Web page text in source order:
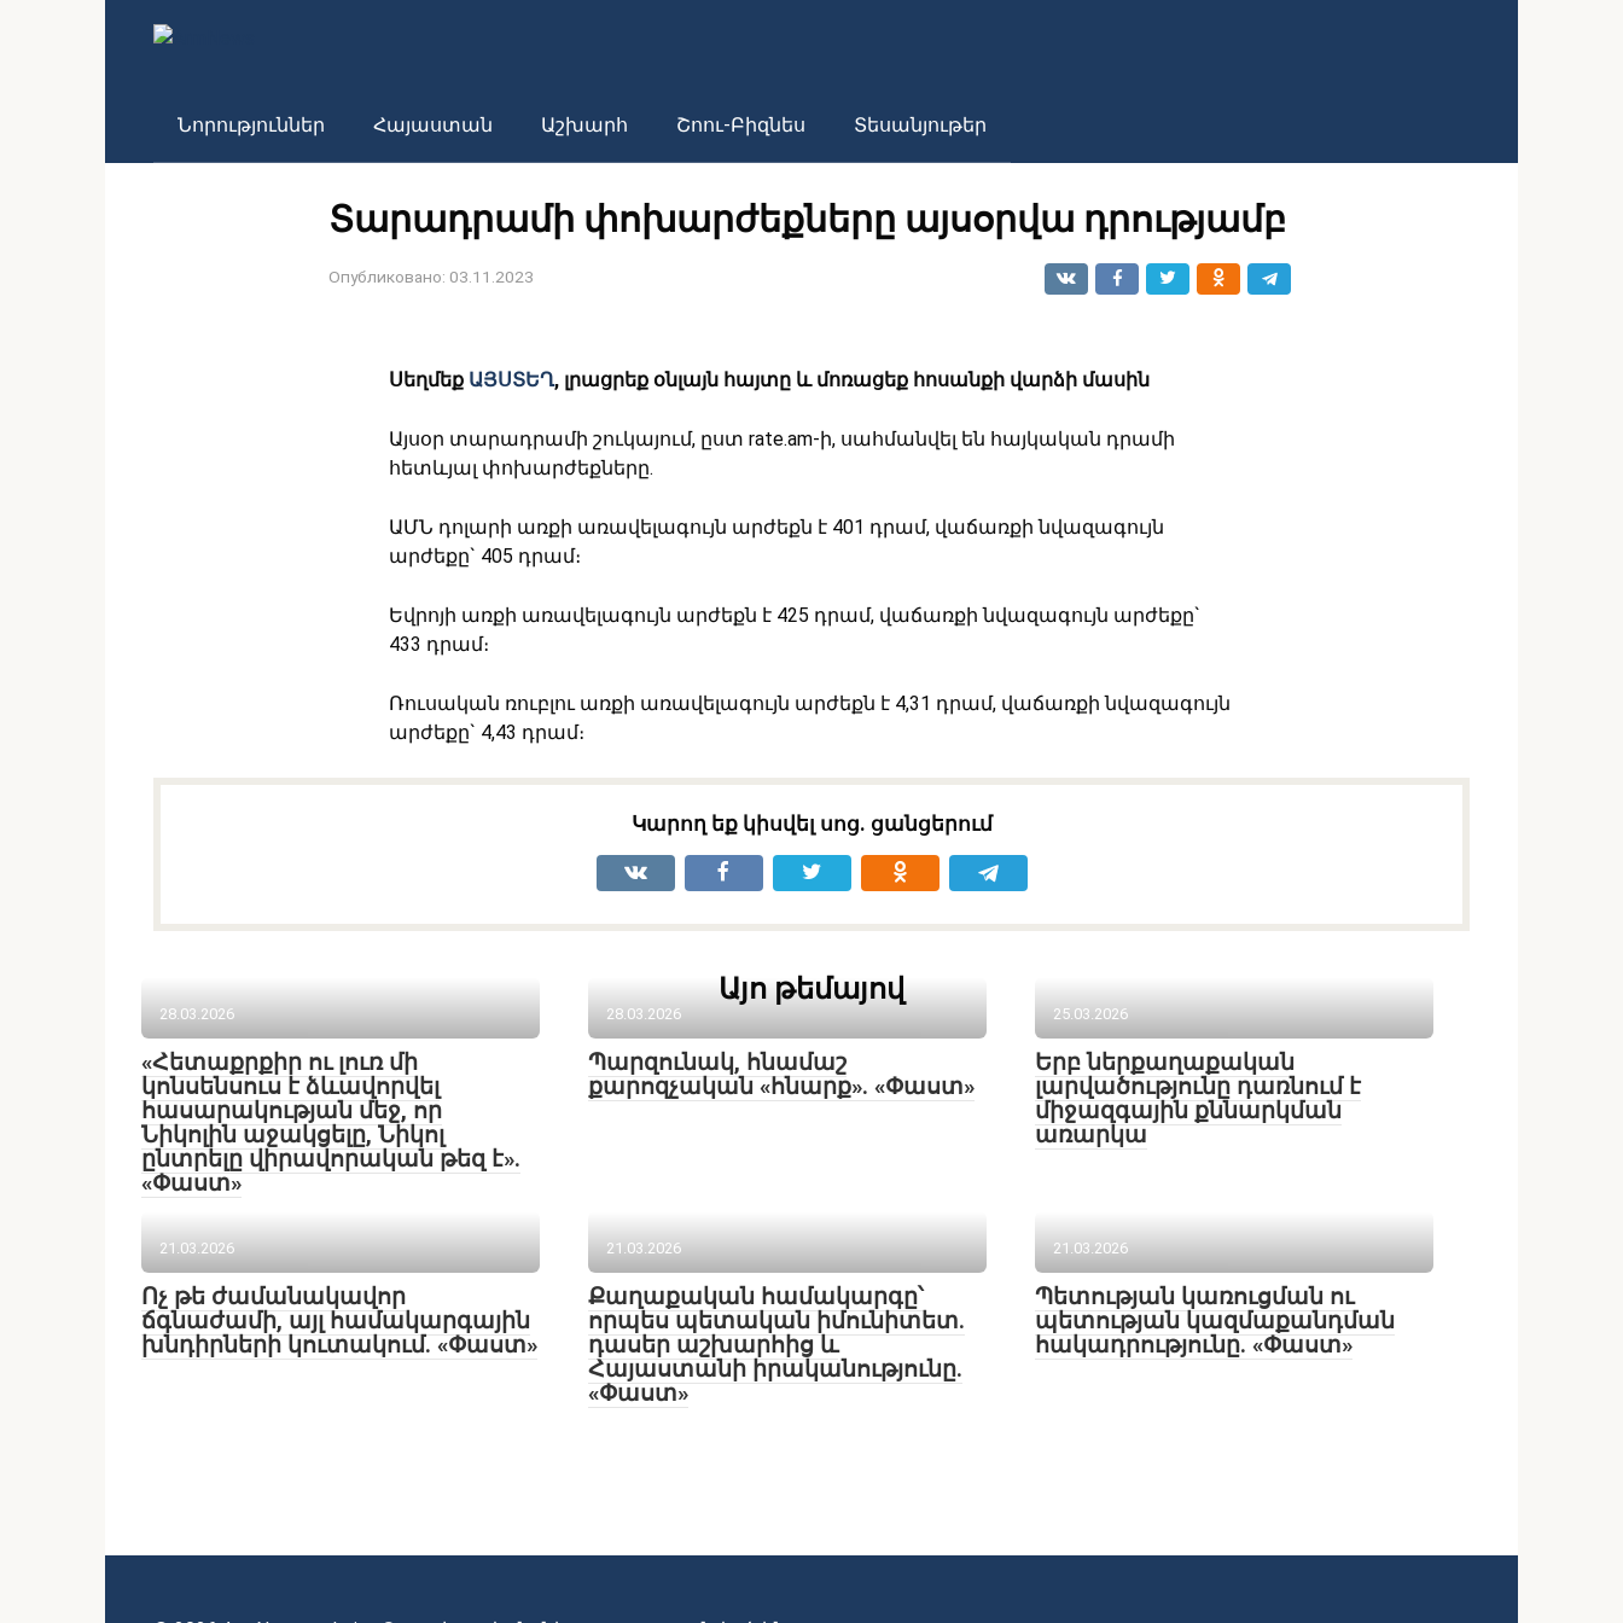
Նորություններ Հայաստան Աշխարհ Շոու-Բիզնես Տեսանյութեր
Տարադրամի փոխարժեքները այսօրվա դրությամբ
Опубликовано: 03.11.2023
Սեղմեք ԱՅՍՏԵՂ, լրացրեք օնլայն հայտը և մոռացեք հոսանքի վարձի մասին
Այսօր տարադրամի շուկայում, ըստ rate.am-ի, սահմանվել են հայկական դրամի
հետևյալ փոխարժեքները.
ԱՄՆ դոլարի առքի առավելագույն արժեքն է 401 դրամ, վաճառքի նվազագույն
արժեքը` 405 դրամ։
Եվրոյի առքի առավելագույն արժեքն է 425 դրամ, վաճառքի նվազագույն արժեքը`
433 դրամ։
Ռուսական ռուբլու առքի առավելագույն արժեքն է 4,31 դրամ, վաճառքի նվազագույն
արժեքը` 4,43 դրամ։
Կարող եք կիսվել սոց․ ցանցերում
Այո թեմայով
28.03.2026
«Հետաքրքիր ու լուռ մի
կոնսենսուս է ձևավորվել
հասարակության մեջ, որ
Նիկոլին աջակցելը, Նիկոլ
ընտրելը վիրավորական թեզ է».
«Փաստ»
28.03.2026
Պարզունակ, հնամաշ
քարոզչական «հնարք». «Փաստ»
25.03.2026
Երբ ներքաղաքական
լարվածությունը դառնում է
միջազգային քննարկման
առարկա
21.03.2026
Ոչ թե ժամանակավոր
ճգնաժամի, այլ համակարգային
խնդիրների կուտակում. «Փաստ»
21.03.2026
Քաղաքական համակարգը՝
որպես պետական իմունիտետ.
դասեր աշխարհից և
Հայաստանի իրականությունը.
«Փաստ»
21.03.2026
Պետության կառուցման ու
պետության կազմաքանդման
հակադրությունը. «Փաստ»